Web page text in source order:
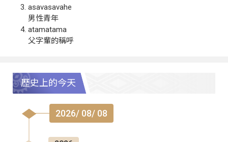
asavasavahe
男性青年
atamatama
父字輩的稱呼
歷史上的今天
2026/ 08/ 08